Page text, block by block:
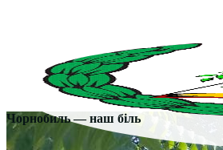
Чорнобиль — наш біль